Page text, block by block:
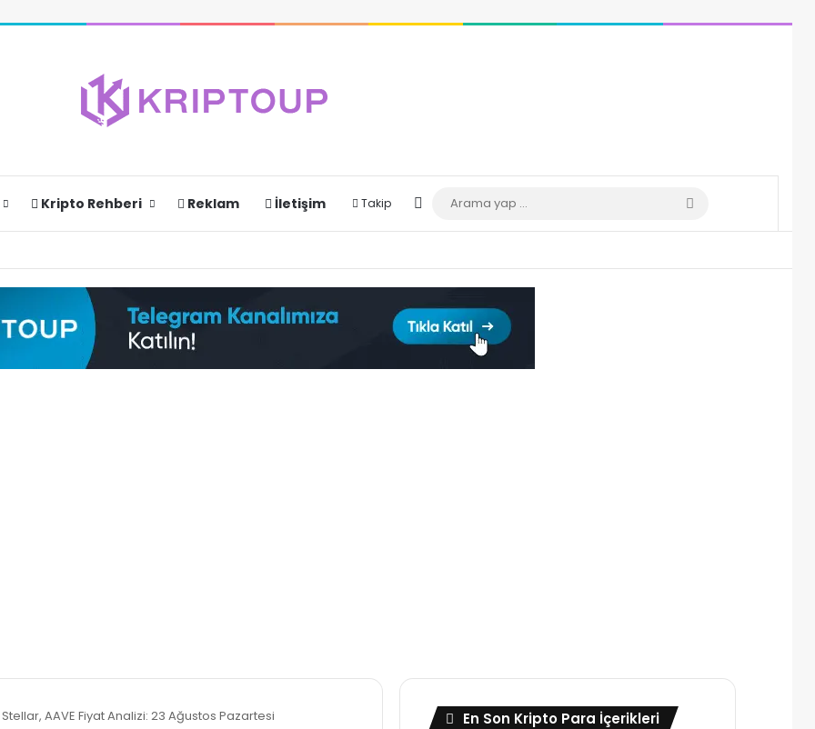
Kripto Rehberi Reklam İletişim Takip Dış görünümü değiştir
yap
...
AAVE Fiyat Analizi: 23 Ağustos Pazartesi En Son Kripto Para İçerikleri